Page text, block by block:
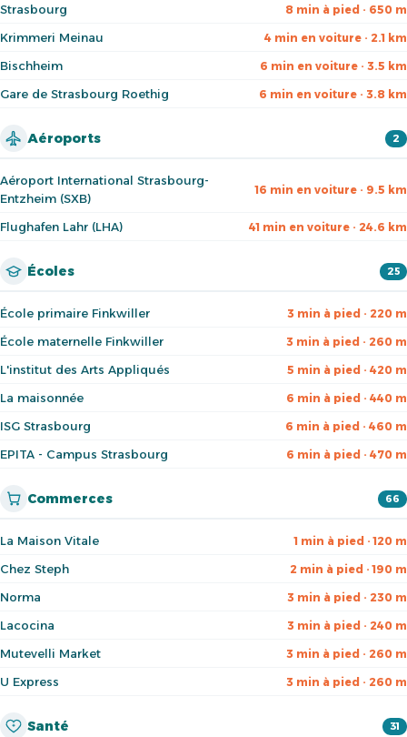
Strasbourg 8 min à pied · 650 m
Krimmeri Meinau 4 min en voiture · 2.1 km
Bischheim 6 min en voiture · 3.5 km
Gare de Strasbourg Roethig 6 min en voiture · 3.8 km
Aéroports 2
Aéroport International Strasbourg-
Entzheim (SXB)
16 min en voiture · 9.5 km
Flughafen Lahr (LHA) 41 min en voiture · 24.6 km
Écoles 25
École primaire Finkwiller 3 min à pied · 220 m
École maternelle Finkwiller 3 min à pied · 260 m
L'institut des Arts Appliqués 5 min à pied · 420 m
La maisonnée 6 min à pied · 440 m
ISG Strasbourg 6 min à pied · 460 m
EPITA - Campus Strasbourg 6 min à pied · 470 m
Commerces 66
La Maison Vitale 1 min à pied · 120 m
Chez Steph 2 min à pied · 190 m
Norma 3 min à pied · 230 m
Lacocina 3 min à pied · 240 m
Mutevelli Market 3 min à pied · 260 m
U Express 3 min à pied · 260 m
Santé 31